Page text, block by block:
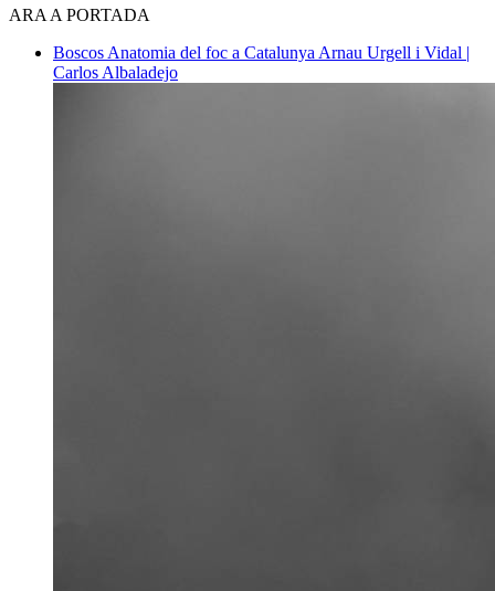
ARA A PORTADA
Boscos Anatomia del foc a Catalunya Arnau Urgell i Vidal |
Carlos Albaladejo